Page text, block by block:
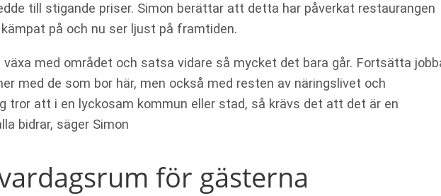
till stigande priser. Simon berättar att detta har påverkat restaurangen
på och nu ser ljust på framtiden.
med området och satsa vidare så mycket det bara går. Fortsätta
med de som bor här, men också med resten av näringslivet och
tror att i en lyckosam kommun eller stad, så krävs det att det är en
bidrar, säger Simon
för gästerna